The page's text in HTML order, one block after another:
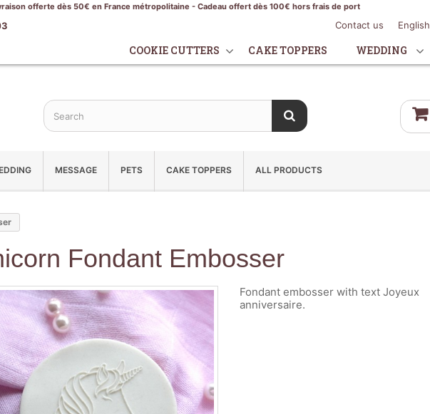
offerte dès 50€ en France métropolitaine - Cadeau offert dès 100€ hors frais de port
English
Contact us
COOKIE CUTTERS CAKE TOPPERS WEDDING
MESSAGE PETS CAKE TOPPERS ALL PRODUCTS
Fondant Embosser
Fondant embosser with text Joyeux
anniversaire.